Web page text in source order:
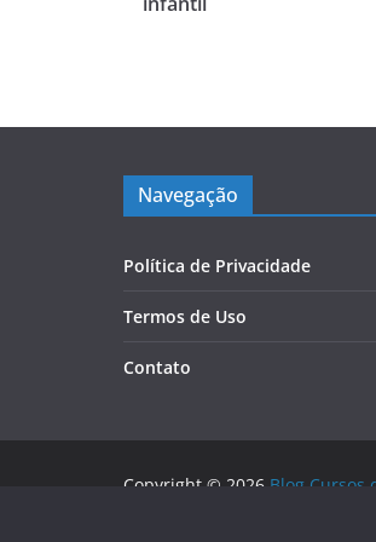
Navegação
Política de Privacidade
Termos de Uso
Contato
Copyright © 2026 Blog Cursos
por